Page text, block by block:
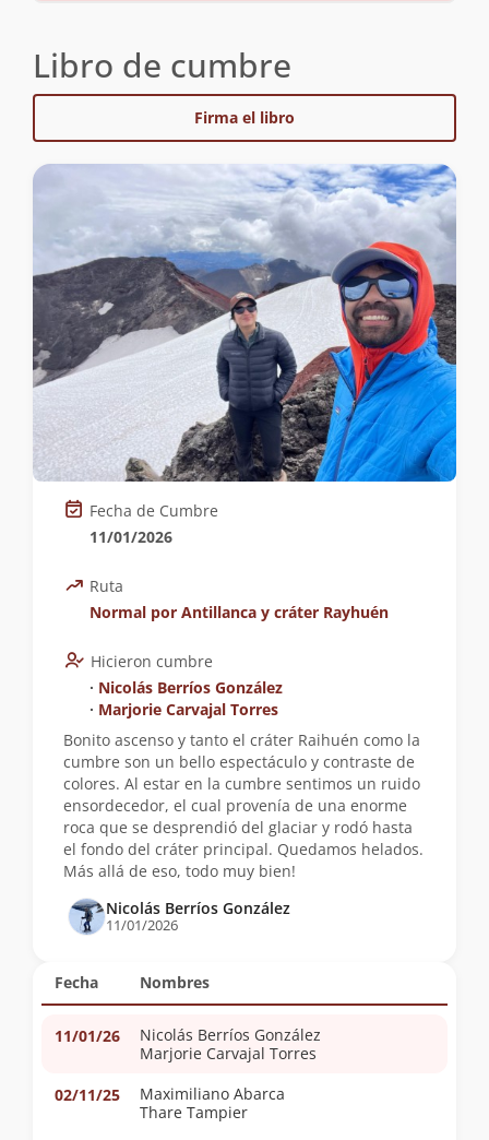
Libro de cumbre
Firma el libro
Fecha Nombres
11/01/26
Nicolás Berríos González
Marjorie Carvajal Torres
02/11/25
Maximiliano Abarca
Thare Tampier
Fecha de Cumbre
11/01/2026
Ruta
Normal por Antillanca y cráter Rayhuén
Hicieron cumbre
∙ Nicolás Berríos González
∙ Marjorie Carvajal Torres
Bonito ascenso y tanto el cráter Raihuén como la
cumbre son un bello espectáculo y contraste de
colores. Al estar en la cumbre sentimos un ruido
ensordecedor, el cual provenía de una enorme
roca que se desprendió del glaciar y rodó hasta
el fondo del cráter principal. Quedamos helados.
Más allá de eso, todo muy bien!
Nicolás Berríos González
11/01/2026